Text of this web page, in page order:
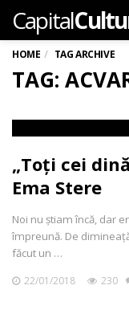
Capital
HOME TAG ARCHIVE
TAG:
„Toți cei
Ema Stere
Noi nu știam încă, dar
împreună. De
făcut un …
22/01/2018 230